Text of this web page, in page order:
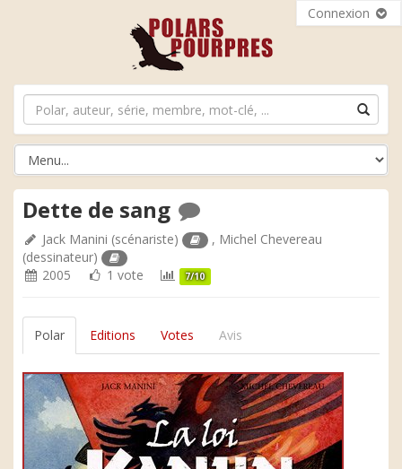
Connexion
Dette de sang
Jack Manini (scénariste) , Michel Chevereau
(dessinateur)
2005
1 vote 7/10
Polar Editions Votes Avis